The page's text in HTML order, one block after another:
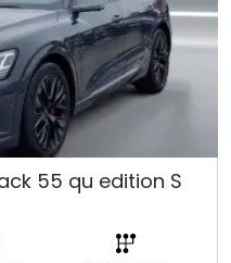
55 qu edition S